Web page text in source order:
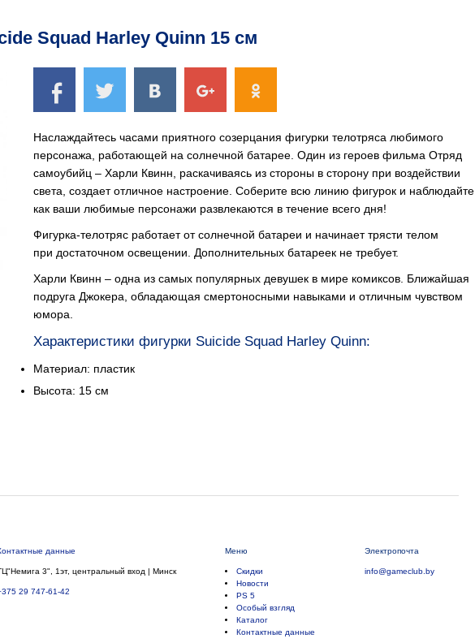
Squad Harley Quinn 15 см
Наслаждайтесь часами приятного созерцания фигурки телотряса любимого
персонажа, работающей на солнечной батарее. Один из героев фильма Отряд
самоубийц – Харли Квинн, раскачиваясь из стороны в сторону при воздействии
света, создает отличное настроение. Соберите всю линию фигурок и наблюдайте
как ваши любимые персонажи развлекаются в течение всего дня!
Фигурка-телотряс работает от солнечной батареи и начинает трясти телом
при достаточном освещении. Дополнительных батареек не требует.
Харли Квинн – одна из самых популярных девушек в мире комиксов. Ближайшая
подруга Джокера, обладающая смертоносными навыками и отличным чувством
юмора.
Характеристики фигурки Suicide Squad Harley Quinn:
Материал: пластик
Высота: 15 см
данные
3", 1эт, центральный вход | Минск
29 747-61-42
Меню
Скидки
Новости
PS 5
Особый взгляд
Каталог
Контактные данные
Электропочта
info@gameclub.by